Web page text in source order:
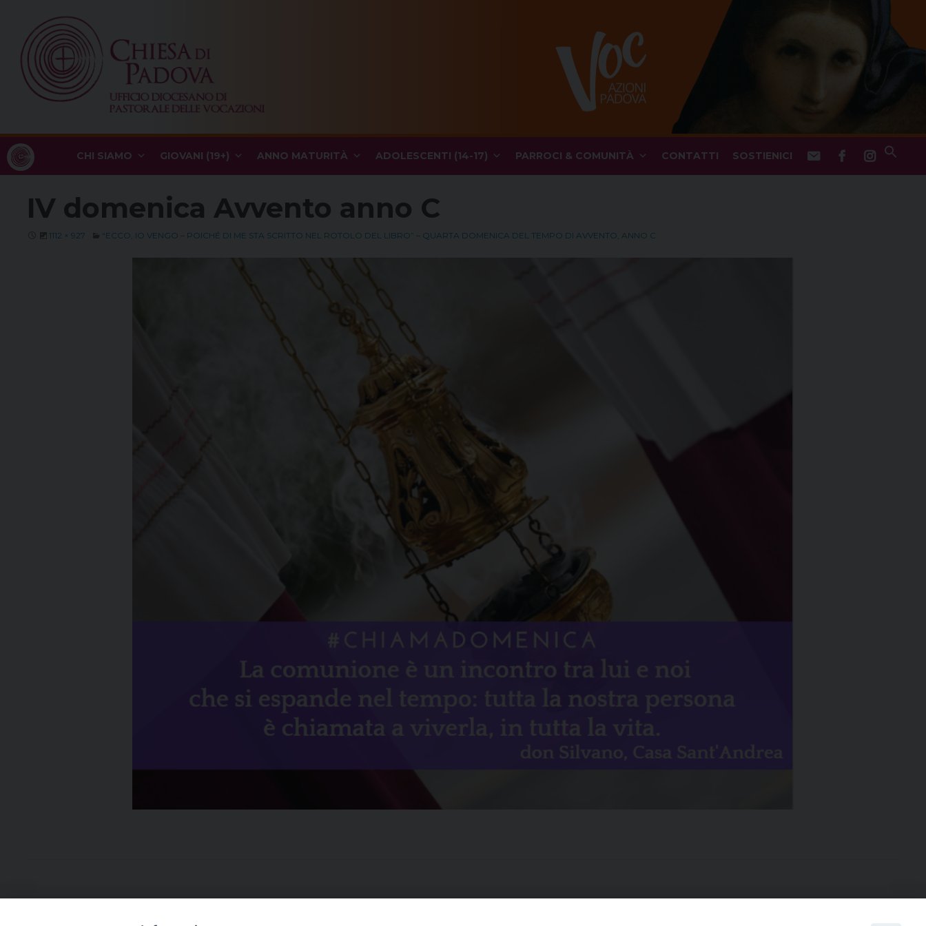
content
CHI SIAMO GIOVANI (19+) ANNO MATURITÀ ADOLESCENTI (14-17) PARROCI & COMUNITÀ CONTATTI SOSTIENICI
IV domenica Avvento anno C
1112 × 927 “ECCO, IO VENGO – POICHÉ DI ME STA SCRITTO NEL ROTOLO DEL LIBRO” – QUARTA DOMENICA DEL TEMPO DI AVVENTO, ANNO C